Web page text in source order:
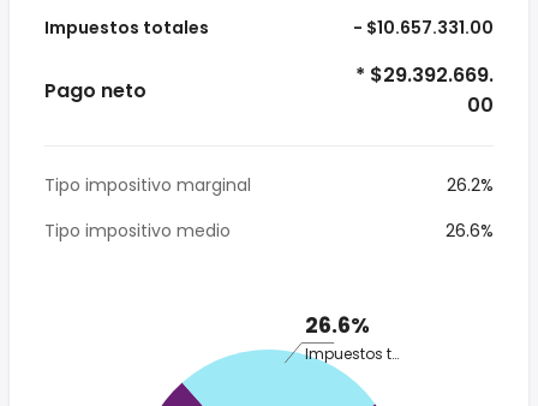
Impuestos totales - $10.657.331.00
Pago neto
* $29.392.669.
00
Tipo impositivo marginal
26.2%
Tipo impositivo medio
26.6%
26.6%
Impuestos totales